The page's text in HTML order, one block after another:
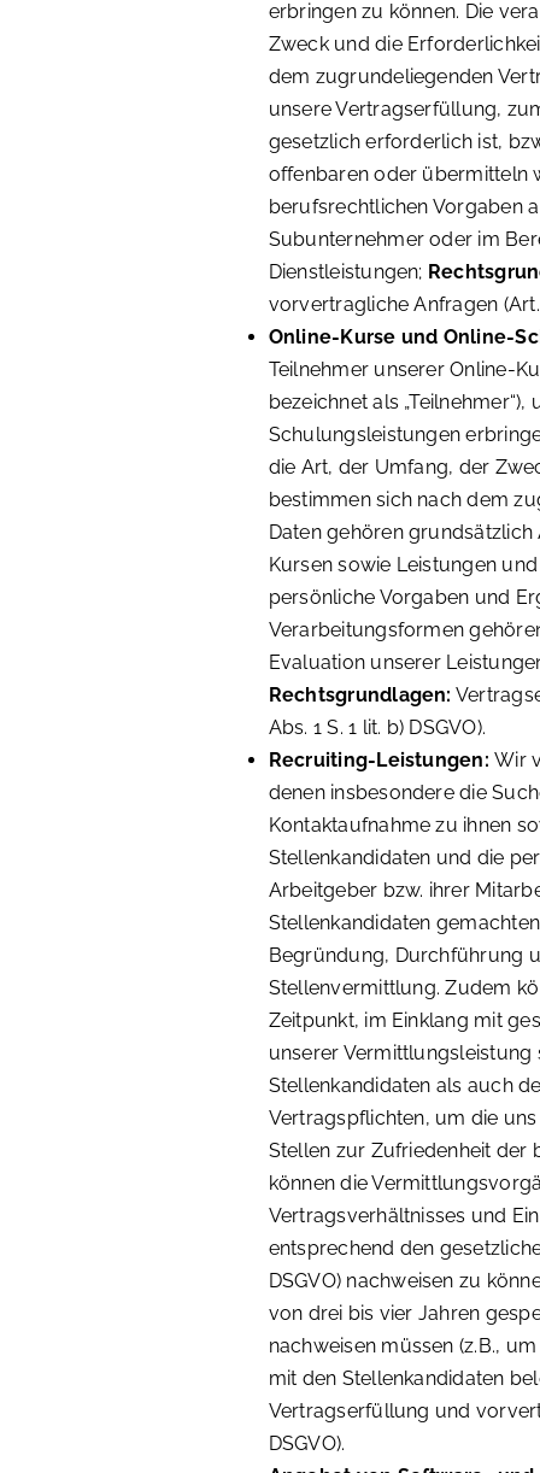
erbringen zu können. Die
Zweck und die
dem zugrundeliegenden
unsere Vertragserfüllung,
gesetzlich erforderlich ist,
offenbaren oder übermitteln
berufsrechtlichen Vorgaben
Subunternehmer oder im
Dienstleistungen;
vorvertragliche Anfragen (Art.
Online-Kurse und Online-
Teilnehmer unserer Online-
bezeichnet als
Schulungsleistungen
die Art, der Umfang, der
bestimmen sich nach dem
Daten gehören
Kursen sowie Leistungen
persönliche Vorgaben und
Verarbeitungsformen
Evaluation unserer
Rechtsgrundlagen:
Abs. 1 S. 1 lit. b) DSGVO).
Recruiting-Leistungen:Wir
denen insbesondere die
Kontaktaufnahme zu ihnen
Stellenkandidaten und die
Arbeitgeber bzw. ihrer
Stellenkandidaten
Begründung, Durchführung
Stellenvermittlung. Zudem
Zeitpunkt, im Einklang mit
unserer Vermittlungsleistung
Stellenkandidaten als auch
Vertragspflichten, um die
Stellen zur Zufriedenheit der
können die
Vertragsverhältnisses und
entsprechend den
DSGVO) nachweisen zu
von drei bis vier Jahren
nachweisen müssen (z.B.,
mit den Stellenkandidaten
Vertragserfüllung und
DSGVO).